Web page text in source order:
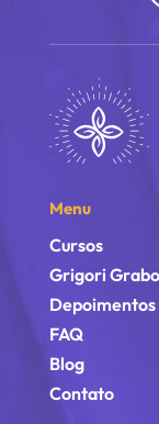
Menu
Cursos
Grigori
Depoimentos
FAQ
Blog
Contato